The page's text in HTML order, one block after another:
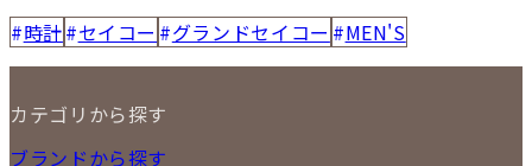
時計 セイコー グランドセイコー MEN'S
カテゴリから探す
NEW ITEM
ブランドから探す